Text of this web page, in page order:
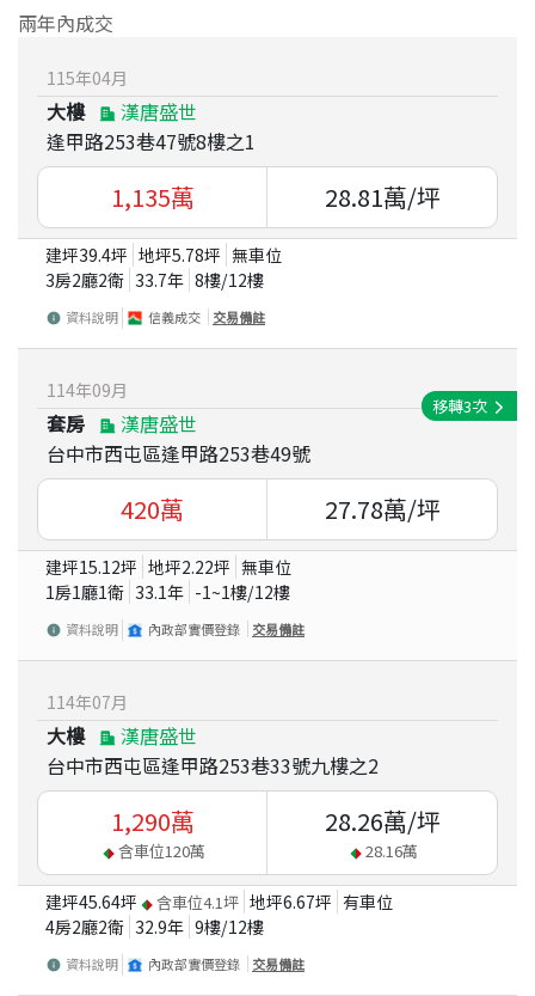
兩年內成交
115年04月
大樓
漢唐盛世
逢甲路253巷47號8樓之1
1,135萬 28.81萬/坪
建坪39.4坪 地坪5.78坪 無車位
3房2廳2衛 33.7年 8樓/12樓
資料說明 信義成交 交易備註
114年09月
套房
漢唐盛世
台中市西屯區逢甲路253巷49號
移轉3次
420萬 27.78萬/坪
建坪15.12坪 地坪2.22坪 無車位
1房1廳1衛 33.1年 -1~1樓/12樓
資料說明 內政部實價登錄 交易備註
114年07月
大樓
漢唐盛世
台中市西屯區逢甲路253巷33號九樓之2
1,290萬
含車位120萬
28.26萬/坪
28.16萬
建坪45.64坪 含車位4.1坪 地坪6.67坪 有車位
4房2廳2衛 32.9年 9樓/12樓
資料說明 內政部實價登錄 交易備註